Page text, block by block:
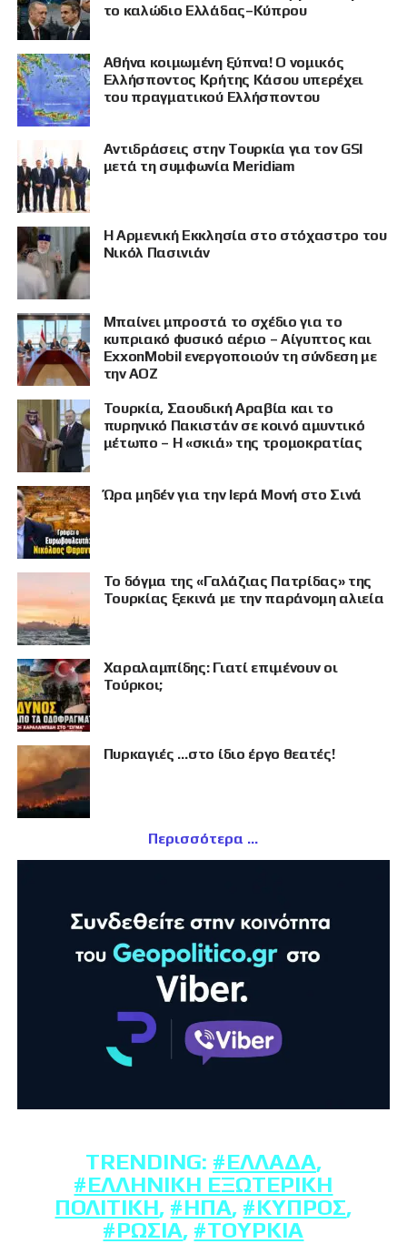
ΠΡΟΒΟΛΗ
το καλώδιο Ελλάδας–Κύπρου
Αθήνα κοιμωμένη ξύπνα! Ο νομικός
Ελλήσποντος Κρήτης Κάσου υπερέχει
του πραγματικού Ελλήσποντου
Αντιδράσεις στην Τουρκία για τον GSI
μετά τη συμφωνία Meridiam
Η Αρμενική Εκκλησία στο στόχαστρο του
Νικόλ Πασινιάν
Μπαίνει μπροστά το σχέδιο για το
κυπριακό φυσικό αέριο – Αίγυπτος και
ExxonMobil ενεργοποιούν τη σύνδεση με
την ΑΟΖ
Τουρκία, Σαουδική Αραβία και το
πυρηνικό Πακιστάν σε κοινό αμυντικό
μέτωπο – Η «σκιά» της τρομοκρατίας
Ώρα μηδέν για την Ιερά Μονή στο Σινά
Το δόγμα της «Γαλάζιας Πατρίδας» της
Τουρκίας ξεκινά με την παράνομη αλιεία
Χαραλαμπίδης: Γιατί επιμένουν οι
Τούρκοι;
Πυρκαγιές …στο ίδιο έργο θεατές!
Περισσότερα
TRENDING: #ΕΛΛΆΔΑ,
#ΕΛΛΗΝΙΚΉ ΕΞΩΤΕΡΙΚΉ
ΠΟΛΙΤΙΚΉ, #ΗΠΑ, #ΚΎΠΡΟΣ,
#ΡΩΣΊΑ, #ΤΟΥΡΚΊΑ